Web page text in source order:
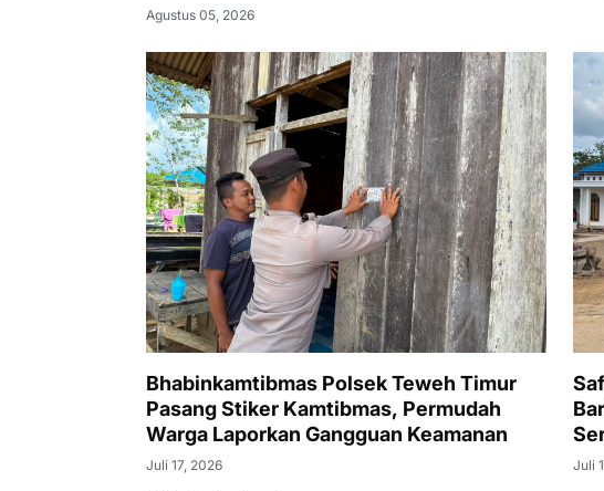
Agustus 05, 2026
Bhabinkamtibmas Polsek Teweh Timur
Pasang Stiker Kamtibmas, Permudah
Warga Laporkan Gangguan Keamanan
Juli 17, 2026 Juli